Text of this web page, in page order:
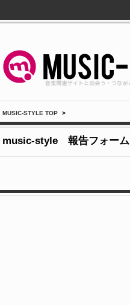
MUSIC-STYLE TOP >
music-style 報告フォーム